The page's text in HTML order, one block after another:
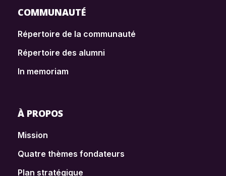
COMMUNAUTÉ
Répertoire de la communauté
Répertoire des alumni
In memoriam
À PROPOS
Mission
Quatre thèmes fondateurs
Plan stratégique